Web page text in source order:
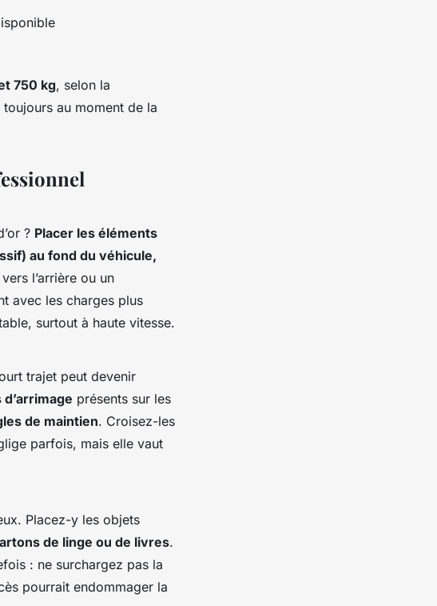
750 kg, selon la
au moment de la
? Placer les éléments
au fond du véhicule,
l’arrière ou un
avec les charges plus
surtout à haute vitesse.
trajet peut devenir
d’arrimage présents sur les
de maintien. Croisez-les
parfois, mais elle vaut
Placez-y les objets
de linge ou de livres.
: ne surchargez pas la
pourrait endommager la